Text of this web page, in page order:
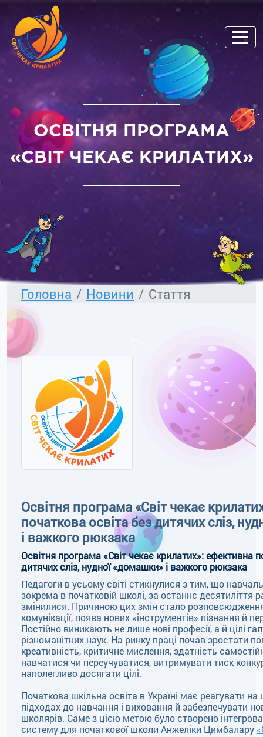
ОСВІТНЯ ПРОГРАМА
«СВІТ ЧЕКАЄ КРИЛАТИХ»
Головна Новини Стаття
Освітня програма «Світ чекає
початкова освіта без дитячих сліз,
і важкого рюкзака
Освітня програма «Світ чекає крилатих»: ефективна
дитячих сліз, нудної «домашки» і важкого рюкзака
Педагоги в усьому світі стикнулися з тим, що
зокрема в початковій школі, за останнє десятиліття
змінилися. Причиною цих змін стало розповсюдження
комунікації, поява нових «інструментів» пізнання й
Постійно виникають не лише нові професії, а й цілі
різноманітних наук. На ринку праці почав зростати
креативність, критичне мислення, здатність
навчатися чи переучуватися, витримувати тиск
наполегливо досягати цілі.
Початкова шкільна освіта в Україні має реагувати на
підходах до навчання і виховання й забезпечувати
школярів. Саме з цією метою було створено
систему для початкової школи Анжеліки Цимбалару